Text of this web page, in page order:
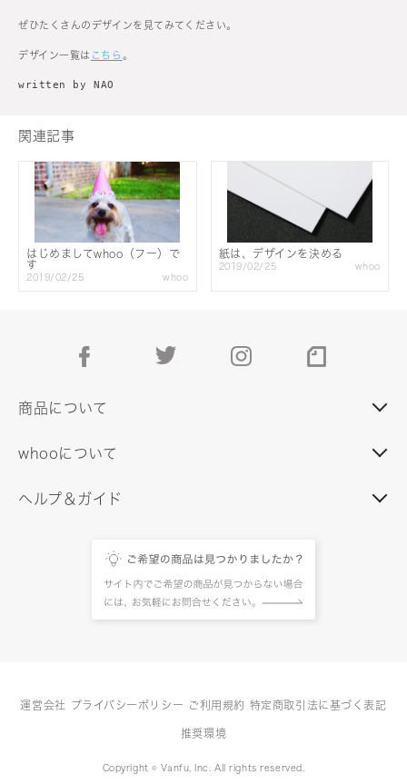
ぜひたくさんのデザインを見てみてください。
デザイン一覧は こちら 。
written by NAO
関連記事
はじめましてwhoo（フー）で
す
2019/02/25 whoo
紙は、デザインを決める
2019/02/25 whoo
facebook instagram
商品について
whooについて
ヘルプ＆ガイド
運営会社 プライバシーポリシー ご利用規約 特定商取引法に基づく表記
推奨環境
Copyright © Vanfu, Inc. All rights reserved.